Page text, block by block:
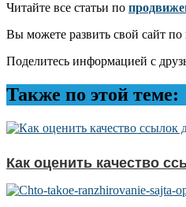
Читайте все статьи по
Вы можете развить свой сайт
Поделитесь информацией с
Также по этой теме:
Как оценить качество